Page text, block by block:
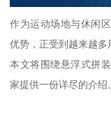
作为运动场地与休闲
优势，正受到越来越多
本文将围绕悬浮式拼
家提供一份详尽的介绍